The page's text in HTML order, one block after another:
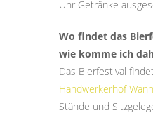
Uhr Getränke
Wo findet das
wie komme ich
Das Bierfestival
Handwerkerhof
Stände und